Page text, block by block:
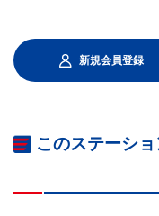
新規会員登録
このステーショ